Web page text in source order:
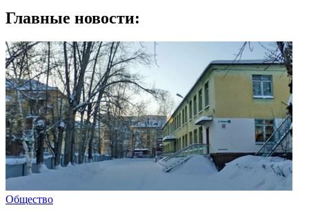
Главные новости:
Общество